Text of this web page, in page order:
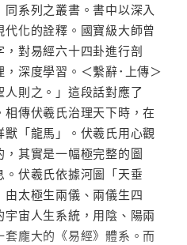
系列之叢書。書中以深入
化的詮釋。國寶級大師曾
對易經六十四卦進行剖
深度學習。＜繫辭･上傳＞
則之。」這段話對應了
相傳伏羲氏治理天下時，在
「龍馬」。伏羲氏用心觀
其實是一幅極完整的圖
伏羲氏依據河圖「天垂
太極生兩儀、兩儀生四
宙人生系統，用陰、陽兩
龐大的《易經》體系。而